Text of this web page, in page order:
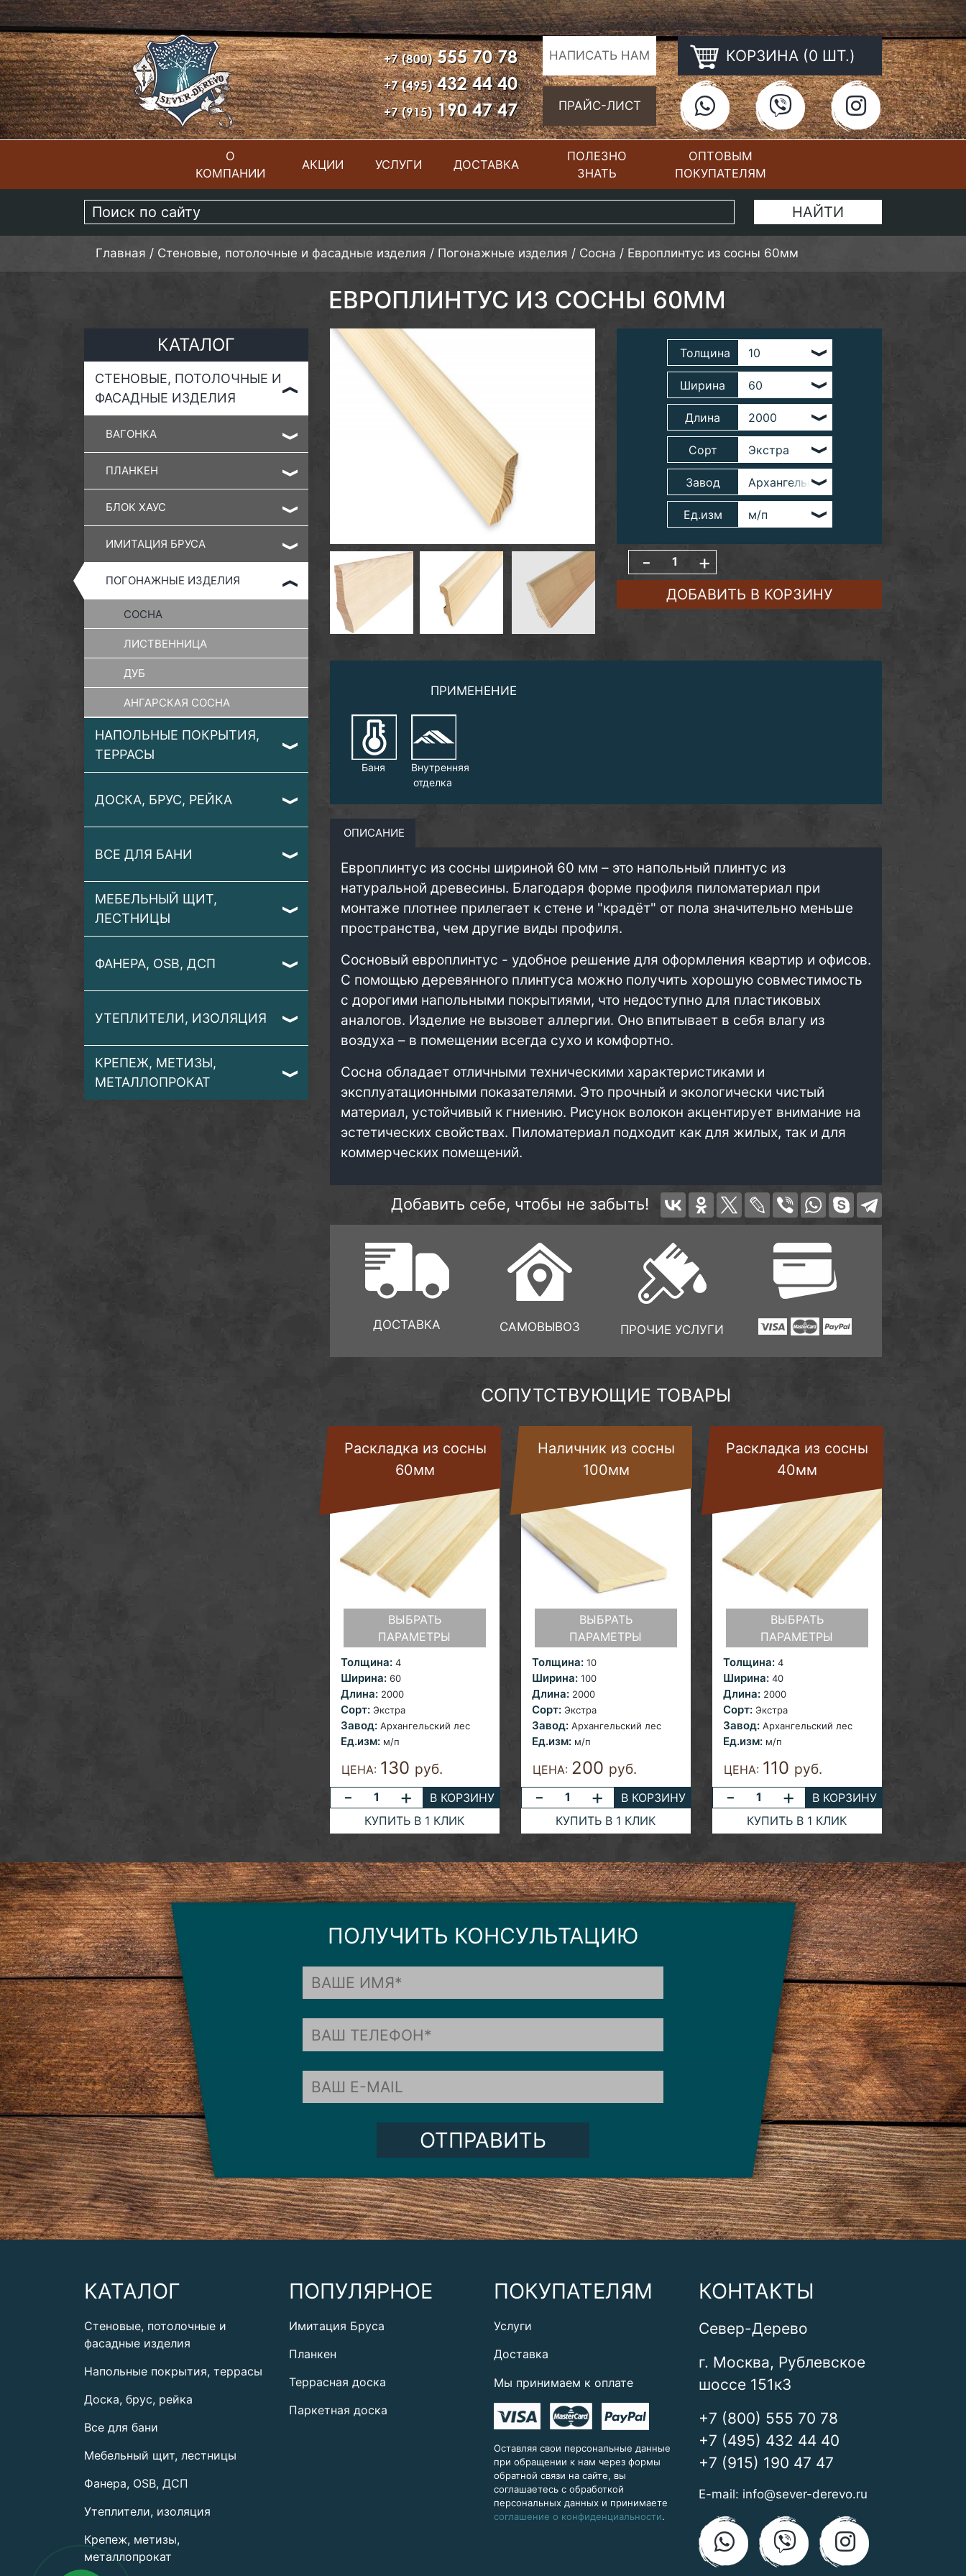
+7 (800)555 70 78
+7 (495)432 44 40
+7 (915)190 47 47
НАПИСАТЬ НАМ
ПРАЙС-ЛИСТ
КОРЗИНА (0 ШТ.)
ГЛАВНАЯ
О
КОМПАНИИ
АКЦИИ УСЛУГИ ДОСТАВКА
ПОЛЕЗНО
ЗНАТЬ
ОПТОВЫМ
ПОКУПАТЕЛЯМ
КОНТАКТЫ
Главная / Стеновые, потолочные и фасадные изделия / Погонажные изделия / Сосна / Европлинтус из сосны 60мм
ЕВРОПЛИНТУС ИЗ СОСНЫ 60ММ
КАТАЛОГ
СТЕНОВЫЕ, ПОТОЛОЧНЫЕ И
ФАСАДНЫЕ ИЗДЕЛИЯ
ВАГОНКА
ПЛАНКЕН
БЛОК ХАУС
ИМИТАЦИЯ БРУСА
ПОГОНАЖНЫЕ ИЗДЕЛИЯ
СОСНА
ЛИСТВЕННИЦА
ДУБ
АНГАРСКАЯ СОСНА
НАПОЛЬНЫЕ ПОКРЫТИЯ,
ТЕРРАСЫ
ДОСКА, БРУС, РЕЙКА
ВСЕ ДЛЯ БАНИ
МЕБЕЛЬНЫЙ ЩИТ,
ЛЕСТНИЦЫ
ФАНЕРА, OSB, ДСП
УТЕПЛИТЕЛИ, ИЗОЛЯЦИЯ
КРЕПЕЖ, МЕТИЗЫ,
МЕТАЛЛОПРОКАТ
Толщина
Ширина
Длина
Сорт
Завод
Ед.изм
- +
ДОБАВИТЬ В КОРЗИНУ
ПРИМЕНЕНИЕ
Баня
Внутренняя
отделка
ОПИСАНИЕ
Европлинтус из сосны шириной 60 мм – это напольный плинтус из
натуральной древесины. Благодаря форме профиля пиломатериал при
монтаже плотнее прилегает к стене и "крадёт" от пола значительно меньше
пространства, чем другие виды профиля.
Сосновый европлинтус - удобное решение для оформления квартир и офисов.
С помощью деревянного плинтуса можно получить хорошую совместимость
с дорогими напольными покрытиями, что недоступно для пластиковых
аналогов. Изделие не вызовет аллергии. Оно впитывает в себя влагу из
воздуха – в помещении всегда сухо и комфортно.
Сосна обладает отличными техническими характеристиками и
эксплуатационными показателями. Это прочный и экологически чистый
материал, устойчивый к гниению. Рисунок волокон акцентирует внимание на
эстетических свойствах. Пиломатериал подходит как для жилых, так и для
коммерческих помещений.
Добавить себе, чтобы не забыть!
ДОСТАВКА САМОВЫВОЗ ПРОЧИЕ УСЛУГИ
СОПУТСТВУЮЩИЕ ТОВАРЫ
Раскладка из сосны
60мм
ВЫБРАТЬ
ПАРАМЕТРЫ
Толщина: 4
Ширина: 60
Длина: 2000
Сорт: Экстра
Завод: Архангельский лес
Ед.изм: м/п
ЦЕНА: 130 руб.
- +
В КОРЗИНУ
КУПИТЬ В 1 КЛИК
Наличник из сосны
100мм
ВЫБРАТЬ
ПАРАМЕТРЫ
Толщина: 10
Ширина: 100
Длина: 2000
Сорт: Экстра
Завод: Архангельский лес
Ед.изм: м/п
ЦЕНА: 200 руб.
- +
В КОРЗИНУ
КУПИТЬ В 1 КЛИК
Раскладка из сосны
40мм
ВЫБРАТЬ
ПАРАМЕТРЫ
Толщина: 4
Ширина: 40
Длина: 2000
Сорт: Экстра
Завод: Архангельский лес
Ед.изм: м/п
ЦЕНА: 110 руб.
- +
В КОРЗИНУ
КУПИТЬ В 1 КЛИК
ПОЛУЧИТЬ КОНСУЛЬТАЦИЮ
ОТПРАВИТЬ
КАТАЛОГ
Стеновые, потолочные и
фасадные изделия
Напольные покрытия, террасы
Доска, брус, рейка
Все для бани
Мебельный щит, лестницы
Фанера, OSB, ДСП
Утеплители, изоляция
Крепеж, метизы,
металлопрокат
ПОПУЛЯРНОЕ
Имитация Бруса
Планкен
Террасная доска
Паркетная доска
ПОКУПАТЕЛЯМ
Услуги
Доставка
Мы принимаем к оплате
Оставляя свои персональные данные
при обращении к нам через формы
обратной связи на сайте, вы
соглашаетесь с обработкой
персональных данных и принимаете
соглашение о конфиденциальности.
КОНТАКТЫ
Север-Дерево
г. Москва, Рублевское
шоссе 151к3
+7 (800) 555 70 78
+7 (495) 432 44 40
+7 (915) 190 47 47
E-mail: info@sever-derevo.ru